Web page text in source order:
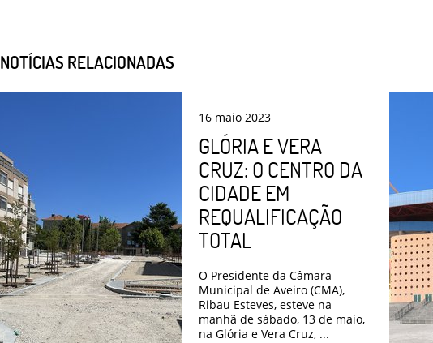
NOTÍCIAS RELACIONADAS
16 maio 2023
GLÓRIA E VERA
CRUZ: O CENTRO DA
CIDADE EM
REQUALIFICAÇÃO
TOTAL
O Presidente da Câmara
Municipal de Aveiro (CMA),
Ribau Esteves, esteve na
manhã de sábado, 13 de maio,
na Glória e Vera Cruz, ...